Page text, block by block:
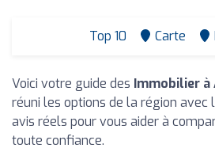
Top 10 Carte
Voici votre guide des Immobilier à
réuni les options de la région
avis réels pour vous aider à
toute confiance.